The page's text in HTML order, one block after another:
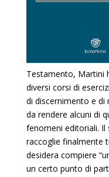
Testamento, Martini
diversi corsi di
di discernimento e
da rendere alcuni di
fenomeni editoriali. Il
raccoglie finalmente
desidera compiere
un certo punto di